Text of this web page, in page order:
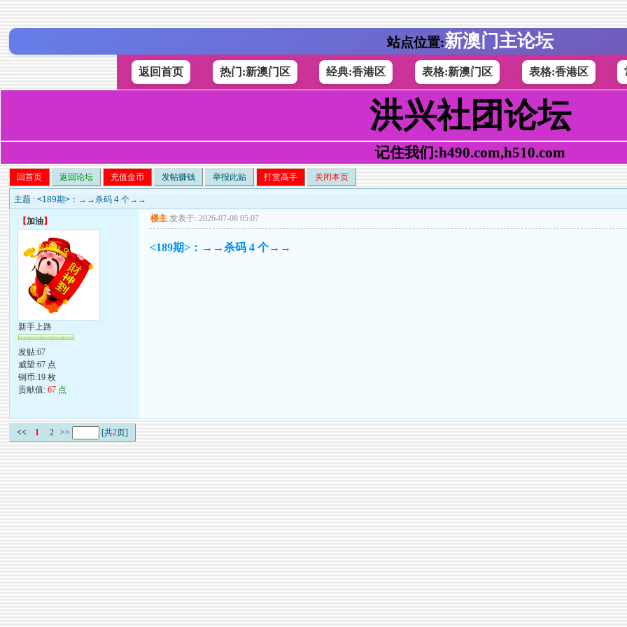
站点位置:新澳门主论坛
返回首页 热门:新澳门区 经典:香港区 表格:新澳门区 表格:香港区
洪兴社团论坛
记住我们:h490.com,h510.com
回首页 返回论坛 充值金币 发帖赚钱 举报此贴 打赏高手 关闭本页
主题 :<189期>：→→杀码 4 个→→
【加油】
新手上路
发贴:67
威望:67 点
铜币:19 枚
贡献值:67 点
楼主 发表于: 2026-07-08 05:07
<189期>：→→杀码 4 个→→
<< 1 2 >> [共2页]